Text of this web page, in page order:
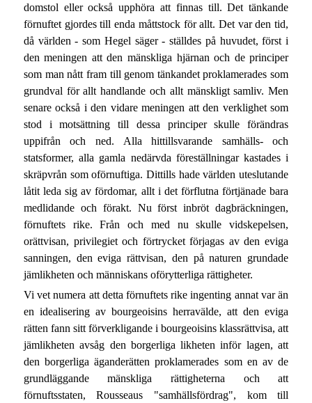
domstol eller också upphöra att finnas till. Det tänkande
förnuftet gjordes till enda måttstock för allt. Det var den tid,
då världen - som Hegel säger - ställdes på huvudet, först i
den meningen att den mänskliga hjärnan och de principer
som man nått fram till genom tänkandet proklamerades som
grundval för allt handlande och allt mänskligt samliv. Men
senare också i den vidare meningen att den verklighet som
stod i motsättning till dessa principer skulle förändras
uppifrån och ned. Alla hittillsvarande samhälls- och
statsformer, alla gamla nedärvda föreställningar kastades i
skräpvrån som oförnuftiga. Dittills hade världen uteslutande
låtit leda sig av fördomar, allt i det förflutna förtjänade bara
medlidande och förakt. Nu först inbröt dagbräckningen,
förnuftets rike. Från och med nu skulle vidskepelsen,
orättvisan, privilegiet och förtrycket förjagas av den eviga
sanningen, den eviga rättvisan, den på naturen grundade
jämlikheten och människans oförytterliga rättigheter.
Vi vet numera att detta förnuftets rike ingenting annat var än
en idealisering av bourgeoisins herravälde, att den eviga
rätten fann sitt förverkligande i bourgeoisins klassrättvisa, att
jämlikheten avsåg den borgerliga likheten inför lagen, att
den borgerliga äganderätten proklamerades som en av de
grundläggande mänskliga rättigheterna och att
förnuftsstaten, Rousseaus "samhällsfördrag", kom till